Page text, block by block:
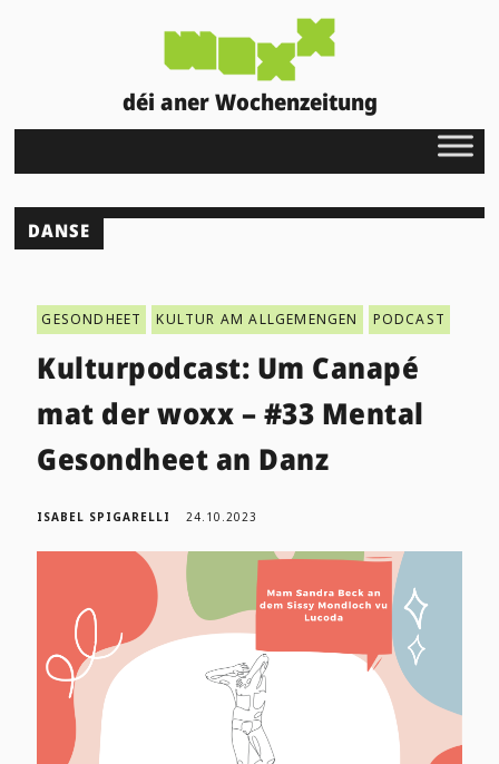
déi aner Wochenzeitung
DANSE
GESONDHEET KULTUR AM ALLGEMENGEN PODCAST
Kulturpodcast: Um Canapé
mat der woxx – #33 Mental
Gesondheet an Danz
ISABEL SPIGARELLI 24.10.2023